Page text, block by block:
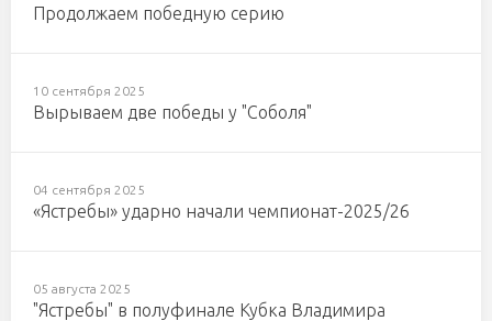
Продолжаем победную серию
10 сентября 2025
Вырываем две победы у "Соболя"
04 сентября 2025
«Ястребы» ударно начали чемпионат-2025/26
05 августа 2025
"Ястребы" в полуфинале Кубка Владимира